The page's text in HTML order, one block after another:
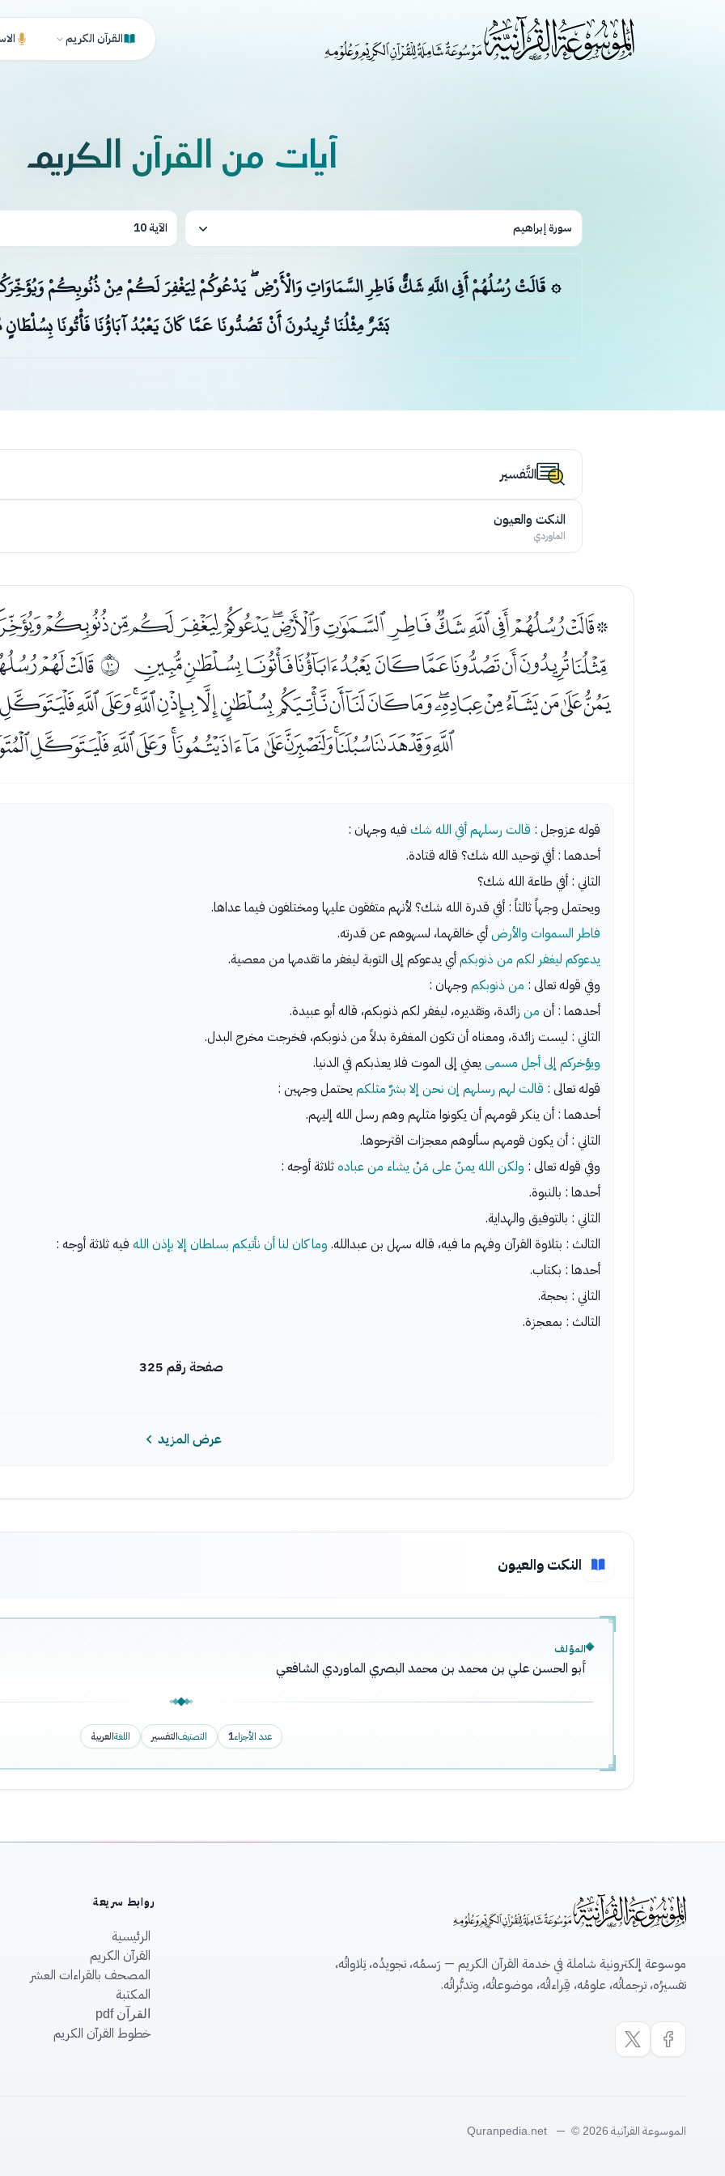
القرآن الكريم
آيات من القرآن الكريم
سورة إبراهيم الآية 10
۞ قَالَتْ رُسُلُهُمْ أَفِي اللَّهِ شَكٌّ فَاطِرِ السَّمَاوَاتِ وَالْأَرْضِ ۖ يَدْعُوكُمْ لِيَغْفِرَ لَكُمْ مِنْ ذُنُوبِكُمْ
بَشَرٌ مِثْلُنَا تُرِيدُونَ أَنْ تَصُدُّونَا عَمَّا كَانَ يَعْبُدُ آبَاؤُنَا فَأْتُونَا
التَّفسير
النكت والعيون
الماوردي
ﯩﯪﯫﯬﯭﯮﯯﯰﯱﯲﯳ ﰉ
قوله عزوجل : قالت رسلهم أفي الله شك فيه وجهان :
أحدهما : أفي توحيد الله شك؟ قاله قتادة.
الثاني : أفي طاعة الله شك؟
ويحتمل وجهاً ثالثاً : أفي قدرة الله شك؟ لأنهم متفقون عليها ومختلفون فيما عداها.
فاطر السموات والأرضأي خالقهما، لسهوهم عن قدرته.
يدعوكم ليغفر لكم من ذنوبكمأي يدعوكم إلى التوبة ليغفر ما تقدمها من معصية.
وفي قوله تعالى : من ذنوبكم وجهان :
أحدهما : أن من زائدة، وتقديره، ليغفر لكم ذنوبكم، قاله أبو عبيدة.
الثاني : ليست زائدة، ومعناه أن تكون المغفرة بدلاً من ذنوبكم، فخرجت مخرج البدل.
ويؤخركم إلى أجل مسمى يعني إلى الموت فلا يعذبكم في الدنيا.
قوله تعالى : قالت لهم رسلهم إن نحن إلا بشرٌ مثلكم يحتمل وجهين :
أحدهما : أن ينكر قومهم أن يكونوا مثلهم وهم رسل الله إليهم.
الثاني : أن يكون قومهم سألوهم معجزات اقترحوها.
وفي قوله تعالى : ولكن الله يمنّ على مَنْ يشاء من عبادهثلاثة أوجه :
أحدها : بالنبوة.
الثاني : بالتوفيق والهداية.
الثالث : بتلاوة القرآن وفهم ما فيه، قاله سهل بن عبدالله. وما كان لنا أن نأتيكم بسلطان إلا بإذن الله فيه ثلاثة أوجه :
أحدها : بكتاب.
الثاني : بحجة.
الثالث : بمعجزة.
صفحة رقم 325
عرض المزيد
النكت والعيون
المؤلف
أبو الحسن علي بن محمد بن محمد البصري الماوردي الشافعي
عدد الأجزاء1 التصنيفالتفسير اللغةالعربية
موسوعة إلكترونية شاملة في خدمة القرآن الكريم — رَسمُه، تجويدُه، تِلاواتُه،
تفسيرُه، ترجماتُه، علومُه، قِراءاتُه، موضوعاتُه، وتدبُّراتُه.
روابط سريعة
الرئيسية
القرآن الكريم
المصحف بالقراءات العشر
المكتبة
القرآن pdf
خطوط القرآن الكريم
الموسوعة القرآنية Quranpedia.net — © 2026